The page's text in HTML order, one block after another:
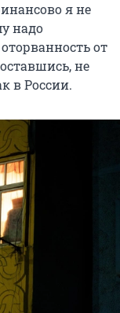
я не
надо
от
не
в России.